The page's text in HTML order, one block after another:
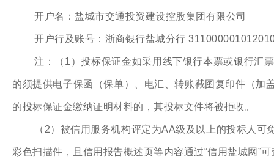
开户名：盐城市交通投资建设控股集团有限公司
开户行及账号：浙商银行盐城分行
注：（1）投标保证金如采用线下银行本票或银行汇
的须提供电子保函（保单）、电汇、转账截图复印件（
的投标保证金缴纳证明材料的，其投标文件将被拒收。
（2）被信用服务机构评定为AA级及以上的投标人
彩色扫描件，且信用报告概述页等内容通过“信用盐城网”可